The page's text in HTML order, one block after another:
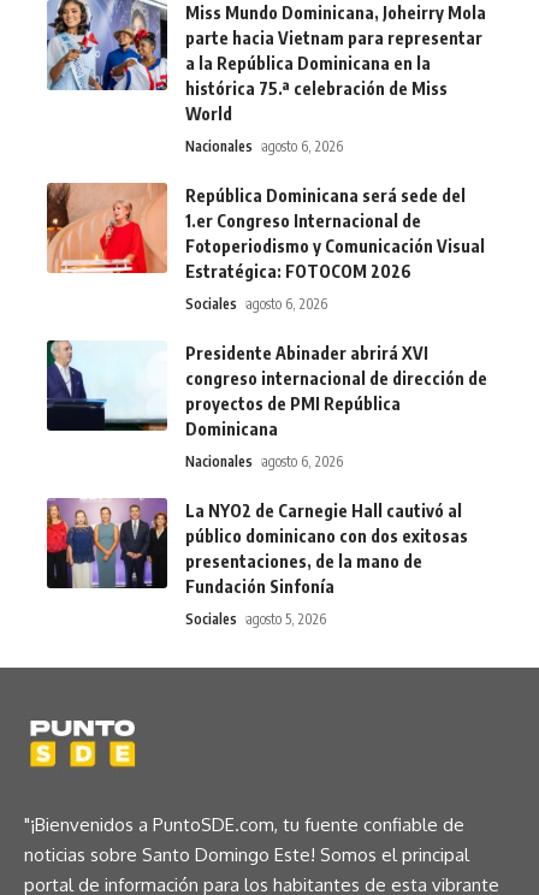
Miss Mundo Dominicana, Joheirry Mola
parte hacia Vietnam para representar
a la República Dominicana en la
histórica 75.ª celebración de Miss
World
Nacionales agosto 6, 2026
República Dominicana será sede del
1.er Congreso Internacional de
Fotoperiodismo y Comunicación Visual
Estratégica: FOTOCOM 2026
Sociales agosto 6, 2026
Presidente Abinader abrirá XVI
congreso internacional de dirección de
proyectos de PMI República
Dominicana
Nacionales agosto 6, 2026
La NYO2 de Carnegie Hall cautivó al
público dominicano con dos exitosas
presentaciones, de la mano de
Fundación Sinfonía
Sociales agosto 5, 2026
"¡Bienvenidos a PuntoSDE.com, tu fuente confiable de
noticias sobre Santo Domingo Este! Somos el principal
portal de información para los habitantes de esta vibrante